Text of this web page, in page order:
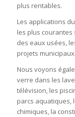
plus rentables.
Les applications
les plus courantes
des eaux usées,
projets municipaux.
Nous voyons
verre dans les
télévision, les
parcs aquatiques,
chimiques, la